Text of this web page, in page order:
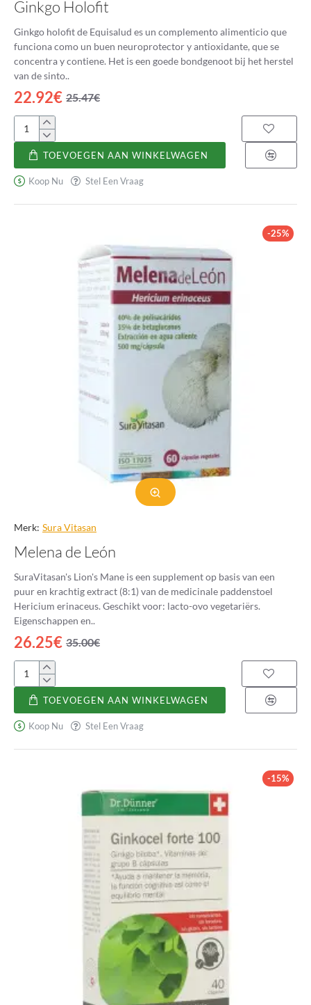
Ginkgo Holofit
Ginkgo holofit de Equisalud es un complemento alimenticio que
funciona como un buen neuroprotector y antioxidante, que se
concentra y contiene. Het is een goede bondgenoot bij het herstel
van de sinto..
22.92€ 25.47€
Ginkgo
Holofit
TOEVOEGEN AAN WINKELWAGEN
Koop Nu Stel Een Vraag
-25%
Merk: Sura Vitasan
Melena de León
SuraVitasan's Lion's Mane is een supplement op basis van een
puur en krachtig extract (8:1) van de medicinale paddenstoel
Hericium erinaceus. Geschikt voor: lacto-ovo vegetariërs.
Eigenschappen en..
26.25€ 35.00€
Melena
León
TOEVOEGEN AAN WINKELWAGEN
Koop Nu Stel Een Vraag
-15%